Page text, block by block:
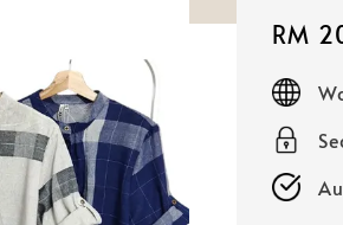
Sale
price
RM